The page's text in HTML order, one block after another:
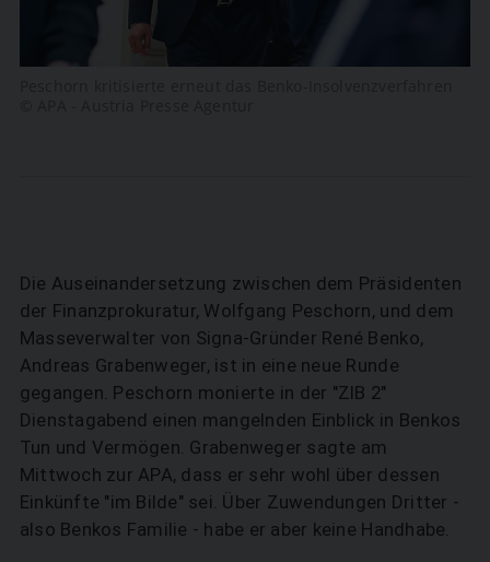
Die Auseinandersetzung zwischen dem Präsidenten
der Finanzprokuratur, Wolfgang Peschorn, und dem
Masseverwalter von Signa-Gründer René Benko,
Andreas Grabenweger, ist in eine neue Runde
gegangen. Peschorn monierte in der "ZIB 2"
Dienstagabend einen mangelnden Einblick in Benkos
Tun und Vermögen. Grabenweger sagte am
Mittwoch zur APA, dass er sehr wohl über dessen
Einkünfte "im Bilde" sei. Über Zuwendungen Dritter -
also Benkos Familie - habe er aber keine Handhabe.